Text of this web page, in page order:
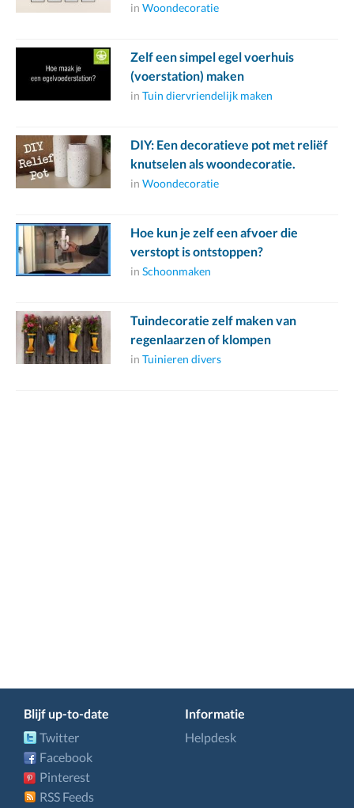
in Woondecoratie
Zelf een simpel egel voerhuis
(voerstation) maken
in Tuin diervriendelijk maken
DIY: Een decoratieve pot met reliëf
knutselen als woondecoratie.
in Woondecoratie
Hoe kun je zelf een afvoer die
verstopt is ontstoppen?
in Schoonmaken
Tuindecoratie zelf maken van
regenlaarzen of klompen
in Tuinieren divers
Blijf up-to-date
Twitter
Facebook
Pinterest
RSS Feeds
Informatie
Helpdesk